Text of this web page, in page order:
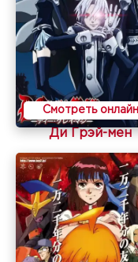
Смотреть онлайн
Ди Грэй-мен